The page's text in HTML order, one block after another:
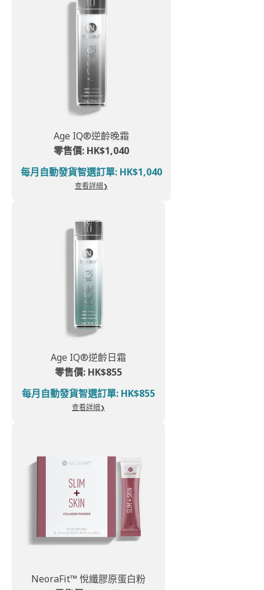
Age IQ®逆齡晚霜
零售價: HK$1,040
每月自動發貨智選訂單: HK$1,040
查看詳細
Age IQ®逆齡日霜
零售價: HK$855
每月自動發貨智選訂單: HK$855
查看詳細
NeoraFit™ 悅纖膠原蛋白粉